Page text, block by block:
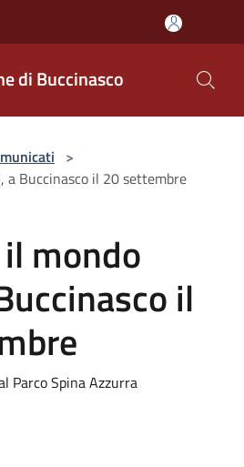
di Buccinasco
>
a Buccinasco il 20 settembre
mondo
il
Parco Spina Azzurra